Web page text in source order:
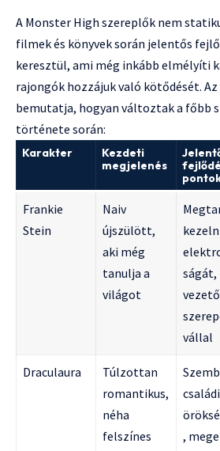
A Monster High szereplők nem
filmek és könyvek során jelentős
keresztül, ami még inkább elmélyíti
rajongók hozzájuk való kötődését.
bemutatja, hogyan változtak a főbb
története során:
Karakter
Kezdeti
megjelenés
Frankie
Stein
Naiv
újszülött,
aki még
tanulja a
világot
ságát,
vezető
vállal
Draculaura
Túlzottan
romantikus,
néha
felszínes
családi
,